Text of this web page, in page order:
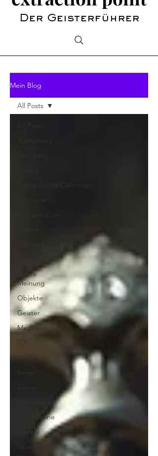
Der Geisterführer
Mein Blog
Meine
Meinung
Objekte
Geister
Medialität
Zeitlinien
Persephone
Special
All Posts